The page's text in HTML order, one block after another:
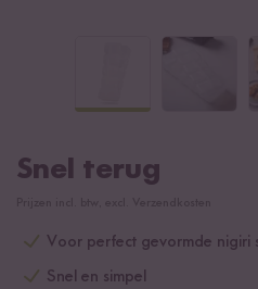
Snel terug
Voor perfect gevormde nigiri
Snel en simpel